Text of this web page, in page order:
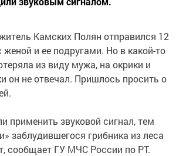
Камских Полян отправился 12
женой и ее подругами. Но в какой-то
из виду мужа, на окрики и
он не отвечал. Пришлось просить о
применить звуковой сигнал, тем
заблудившегося грибника из леса
сообщает ГУ МЧС России по РТ.